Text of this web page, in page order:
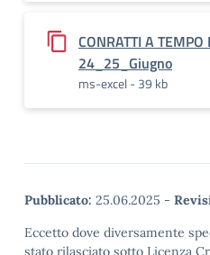
CONRATTI A TEMPO
24_25_Giugno
ms-excel - 39 kb
Pubblicato: 25.06.2025 -
Eccetto dove diversamente
stato rilasciato sotto Licenza